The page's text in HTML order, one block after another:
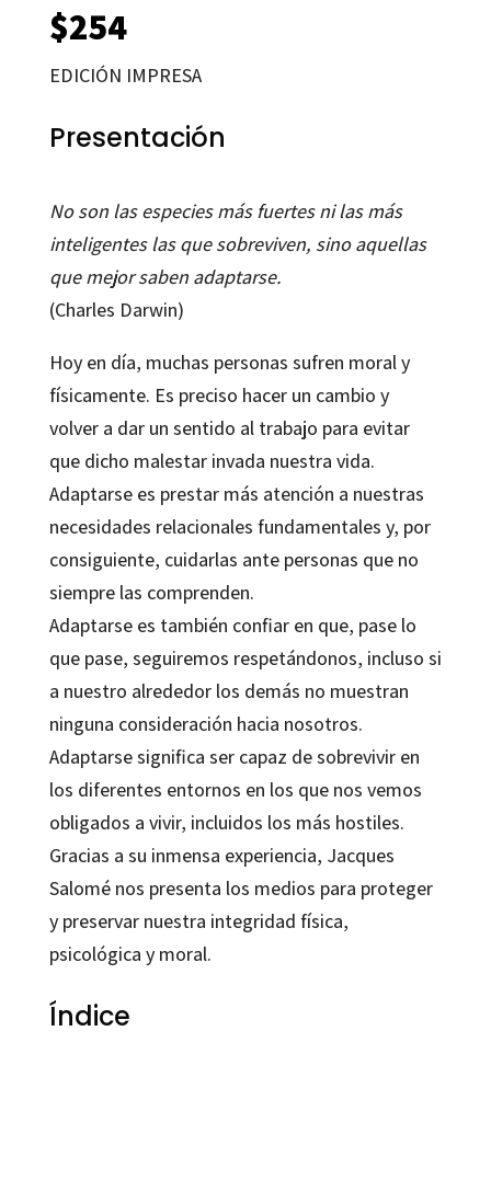
$254
EDICIÓN IMPRESA
Presentación
No son las especies más fuertes ni las más
inteligentes las que sobreviven, sino aquellas
que mejor saben adaptarse.
(Charles Darwin)
Hoy en día, muchas personas sufren moral y
físicamente. Es preciso hacer un cambio y
volver a dar un sentido al trabajo para evitar
que dicho malestar invada nuestra vida.
Adaptarse es prestar más atención a nuestras
necesidades relacionales fundamentales y, por
consiguiente, cuidarlas ante personas que no
siempre las comprenden.
Adaptarse es también confiar en que, pase lo
que pase, seguiremos respetándonos, incluso si
a nuestro alrededor los demás no muestran
ninguna consideración hacia nosotros.
Adaptarse significa ser capaz de sobrevivir en
los diferentes entornos en los que nos vemos
obligados a vivir, incluidos los más hostiles.
Gracias a su inmensa experiencia, Jacques
Saloménos presenta los medios para proteger
y preservar nuestra integridad física,
psicológica y moral.
Índice